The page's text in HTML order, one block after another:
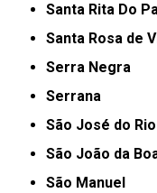
Santa Rita Do
Santa Rosa de
Serra Negra
Serrana
São José do
São João da
São Manuel